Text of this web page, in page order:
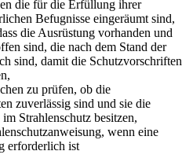
die für die Erfüllung ihrer
Befugnisse eingeräumt sind,
die Ausrüstung vorhanden und
sind, die nach dem Stand der
sind, damit die Schutzvorschriften
zu prüfen, ob die
zuverlässig sind und sie die
Strahlenschutz besitzen,
wenn eine
erforderlich ist